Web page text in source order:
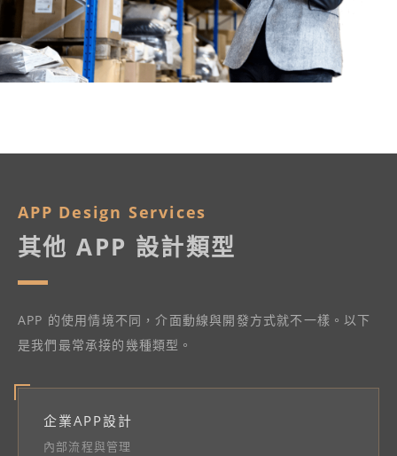
APP Design Services
其他 APP 設計類型
APP 的使用情境不同，介面動線與開發方式就不一樣。以下
是我們最常承接的幾種類型。
企業APP設計
內部流程與管理